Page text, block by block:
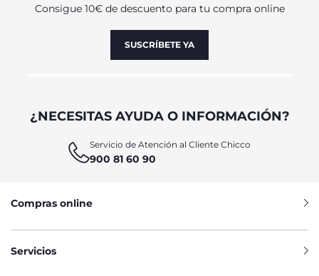
Consigue 10€ de descuento para tu compra online
SUSCRÍBETE YA
¿NECESITAS AYUDA O INFORMACIÓN?
Servicio de Atención al Cliente Chicco
900 81 60 90
Compras online
Servicios